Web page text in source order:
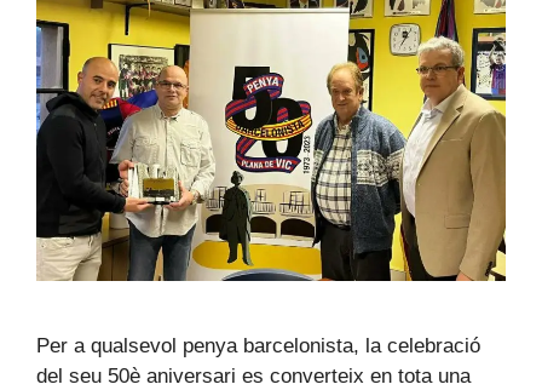
Per a qualsevol penya barcelonista, la celebració
del seu 50è aniversari es converteix en tota una